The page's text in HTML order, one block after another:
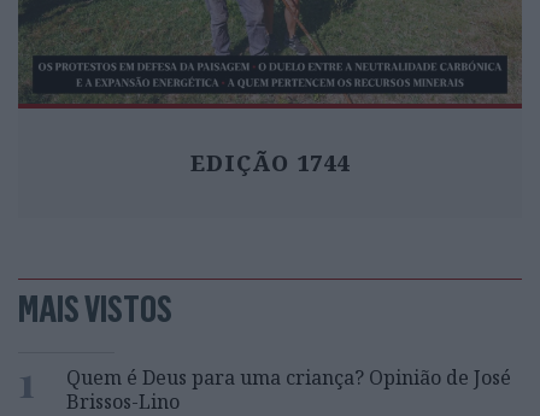
EDIÇÃO 1744
MAIS VISTOS
1
Quem é Deus para uma criança? Opinião de José
Brissos-Lino